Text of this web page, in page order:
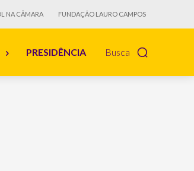
NA CÂMARA FUNDAÇÃO LAURO CAMPOS
Busca
PRESIDÊNCIA